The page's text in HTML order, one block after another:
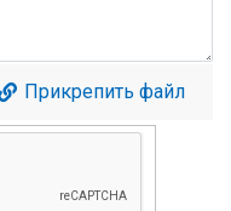
Прикрепить файл